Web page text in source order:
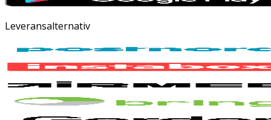
Leveransalternativ